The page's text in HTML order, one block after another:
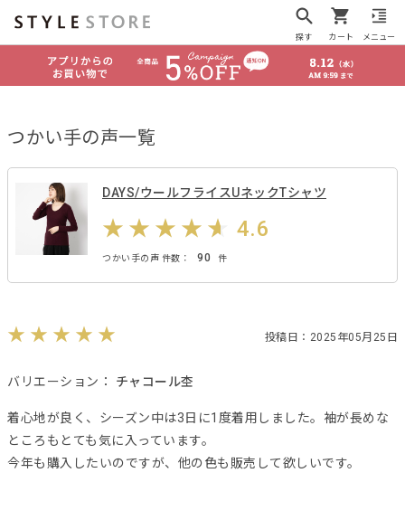
探す カート メニュー
つかい手の声一覧
DAYS/ウールフライスUネックTシャツ
4.6
つかい手の声 件数： 90 件
投稿日：2025年05月25日
バリエーション： チャコール杢
着心地が良く、シーズン中は3日に1度着用しました。袖が長めな
ところもとても気に入っています。
今年も購入したいのですが、他の色も販売して欲しいです。